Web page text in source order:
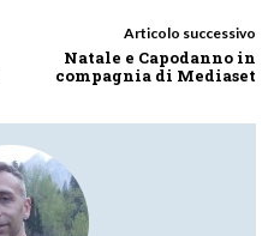
Articolo successivo
Natale e Capodanno in
compagnia di Mediaset